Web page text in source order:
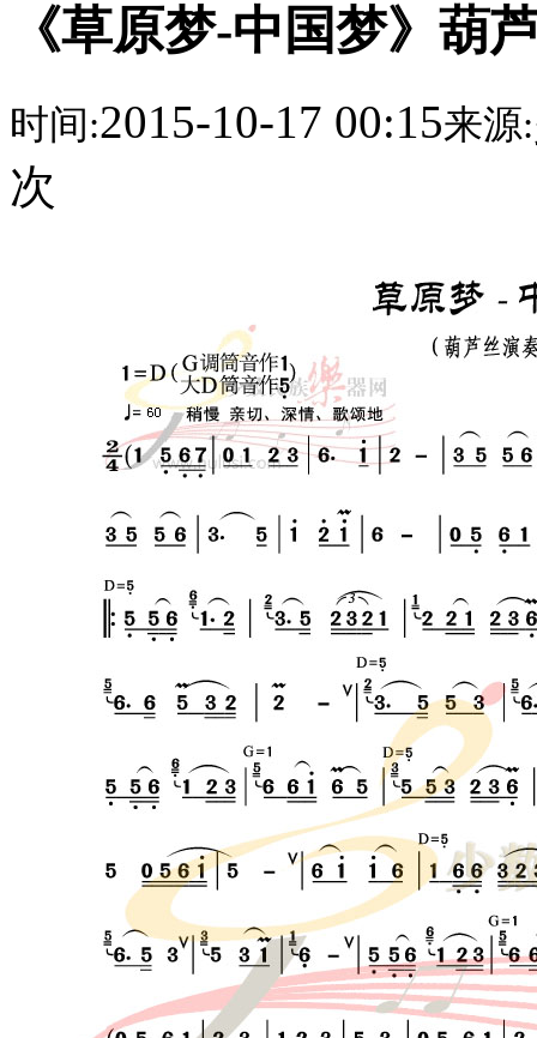
《草原梦-中国梦》葫
时间:2015-10-17 00:15来源:
次